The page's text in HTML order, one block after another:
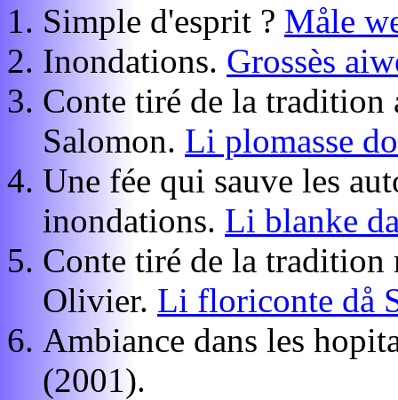
Simple d'esprit ? Måle
Inondations. Grossès
Conte tiré de la tradition
Salomon. Li plomasse
Une fée qui sauve les
inondations. Li blanke
Conte tiré de la tradition
Olivier. Li floriconte då
Ambiance dans les
(2001).